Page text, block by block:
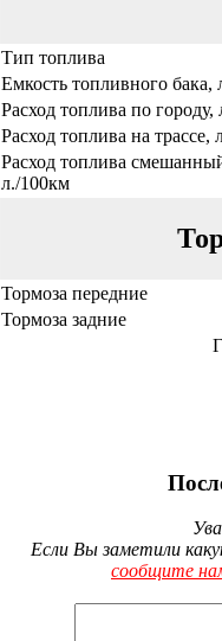
Тип топлива
Емкость топливного бака,
Расход топлива по городу,
Расход топлива на трассе,
Расход топлива
л./100км
Тормоза передние
Тормоза задние
Если Вы заметили
сообщите